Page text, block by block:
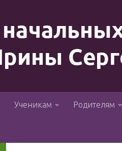
Ученикам Родителям